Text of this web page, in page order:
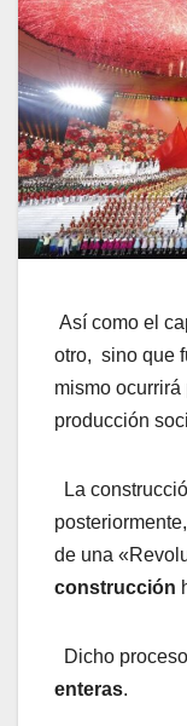
Así como el
otro, sino que
mismo
producción
La
de una
construcción
Dicho
enteras.